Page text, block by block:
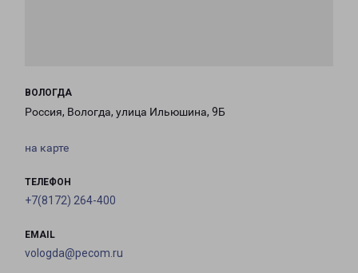
ВОЛОГДА
Россия, Вологда, улица Ильюшина, 9Б
на карте
ТЕЛЕФОН
+7(8172) 264-400
EMAIL
vologda@pecom.ru